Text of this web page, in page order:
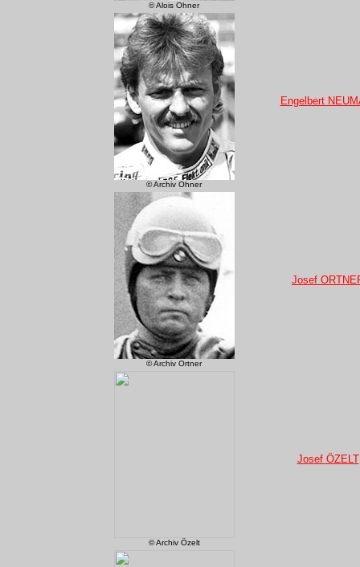
© Alois Ohner
© Archiv Ohner
Engelbert
© Archiv Ortner
Josef
© Archiv Özelt
Josef ÖZELT